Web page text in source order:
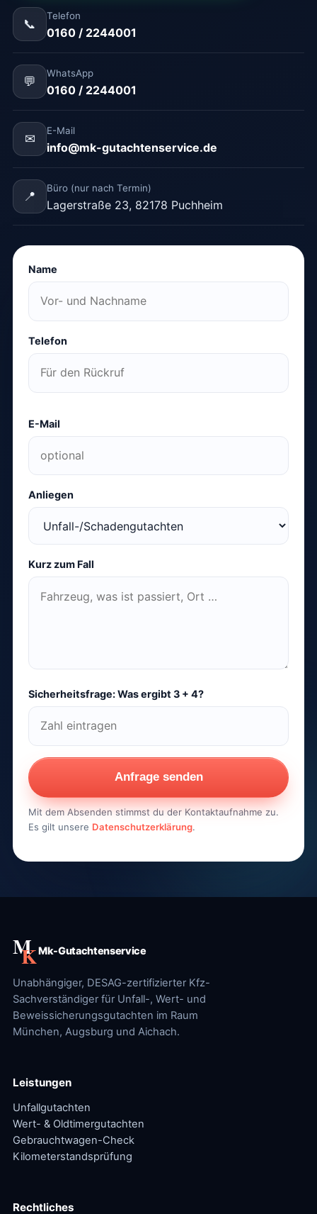
📞
Telefon
0160 / 2244001
💬
WhatsApp
0160 / 2244001
✉
E-Mail
info@mk-gutachtenservice.de
📍
Büro (nur nach Termin)
Lagerstraße 23, 82178 Puchheim
Name
Telefon
E-Mail
Anliegen
Kurz zum Fall
Sicherheitsfrage: Was ergibt 3 + 4?
Anfrage senden
Mit dem Absenden stimmst du der Kontaktaufnahme zu.
Es gilt unsere Datenschutzerklärung.
Mk-Gutachtenservice
Unabhängiger, DESAG-zertifizierter Kfz-
Sachverständiger für Unfall-, Wert- und
Beweissicherungsgutachten im Raum
München, Augsburg und Aichach.
Leistungen
Unfallgutachten
Wert- & Oldtimergutachten
Gebrauchtwagen-Check
Kilometerstandsprüfung
Rechtliches